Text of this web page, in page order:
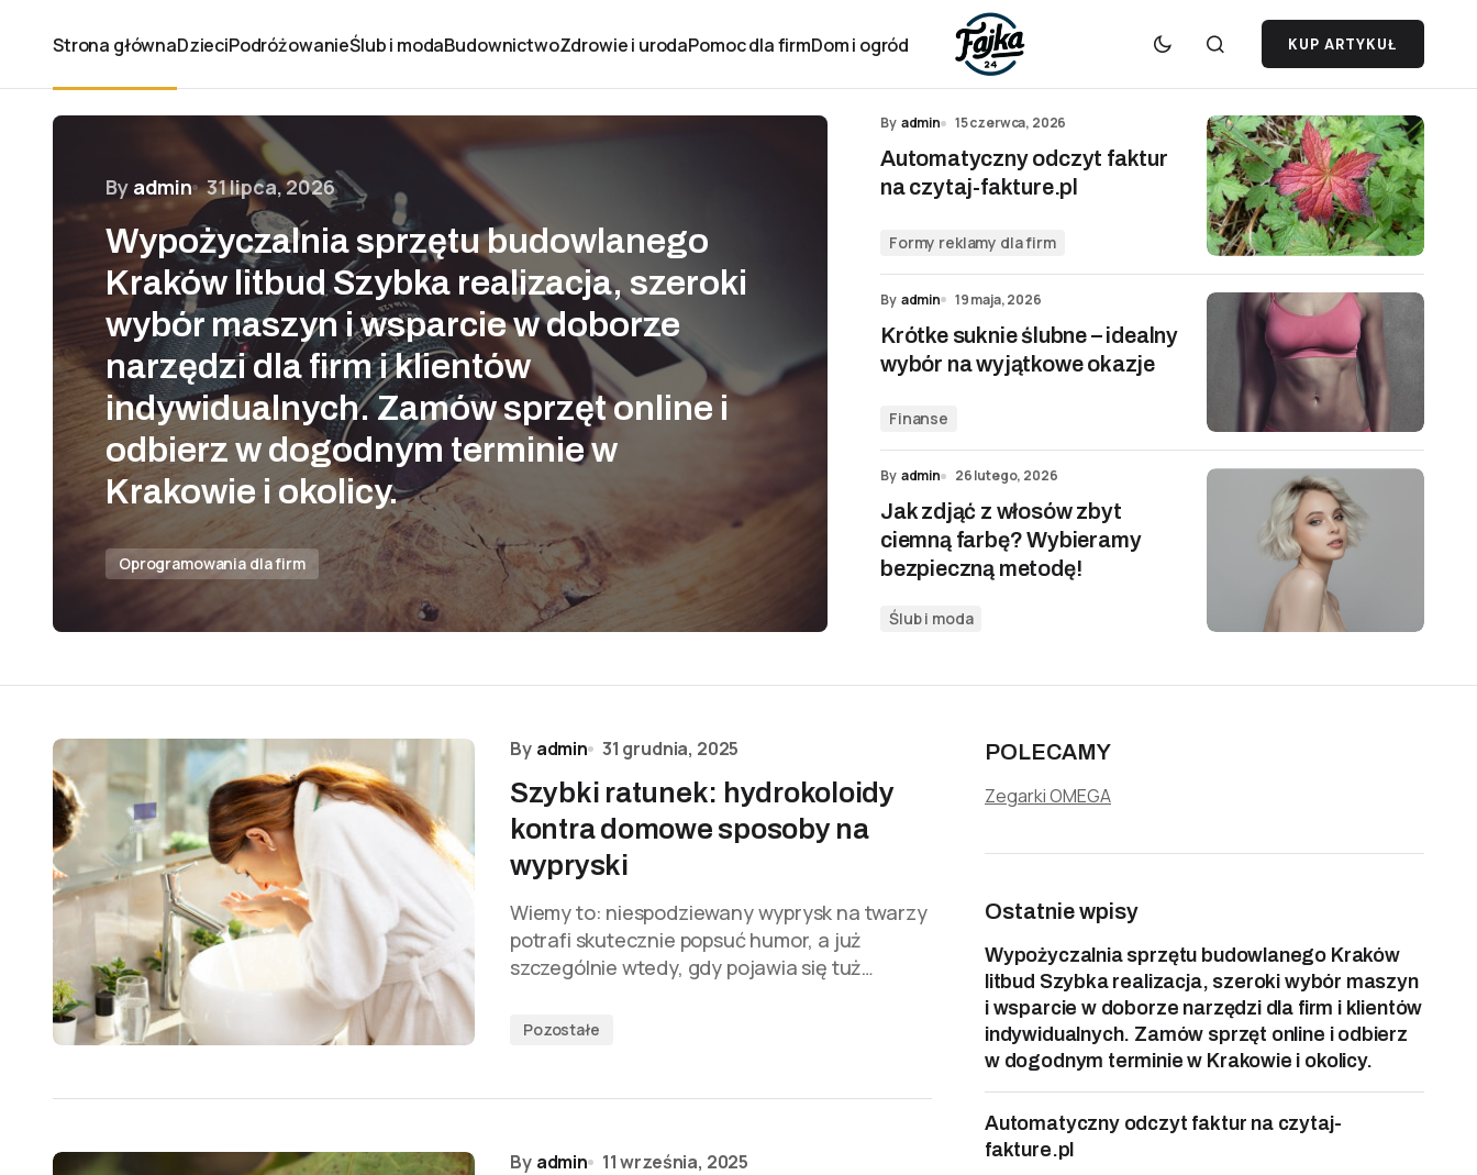
Strona głównaDzieciPodróżowanieŚlub i modaBudownictwoZdrowie i urodaPomoc dla firmDom i ogród KUP ARTYKUŁ
By admin 31 lipca, 2026
Wypożyczalnia sprzętu budowlanego
Kraków litbud Szybka realizacja, szeroki
wybór maszyn i wsparcie w doborze
narzędzi dla firm i klientów
indywidualnych. Zamów sprzęt online i
odbierz w dogodnym terminie w
Krakowie i okolicy.
Oprogramowania dla firm
By admin 15 czerwca, 2026
Automatyczny odczyt faktur
na czytaj-fakture.pl
Formy reklamy dla firm
By admin 19 maja, 2026
Krótke suknie ślubne – idealny
wybór na wyjątkowe okazje
Finanse
By admin 26 lutego, 2026
Jak zdjąć z włosów zbyt
ciemną farbę? Wybieramy
bezpieczną metodę!
Ślub i moda
By admin 31 grudnia, 2025
Szybki ratunek: hydrokoloidy
kontra domowe sposoby na
wypryski
Wiemy to: niespodziewany wyprysk na twarzy
potrafi skutecznie popsuć humor, a już
szczególnie wtedy, gdy pojawia się tuż…
Pozostałe
By admin 11 września, 2025
POLECAMY
Zegarki OMEGA
Ostatnie wpisy
Wypożyczalnia sprzętu budowlanego Kraków
litbud Szybka realizacja, szeroki wybór maszyn
i wsparcie w doborze narzędzi dla firm i klientów
indywidualnych. Zamów sprzęt online i odbierz
w dogodnym terminie w Krakowie i okolicy.
Automatyczny odczyt faktur na czytaj-
fakture.pl